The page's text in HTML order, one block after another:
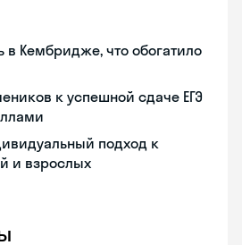
в Кембридже, что обогатило
к успешной сдаче ЕГЭ
подход к
и взрослых